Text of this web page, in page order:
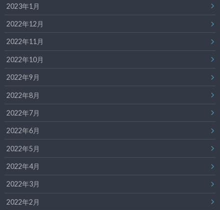
2023年1月
2022年12月
2022年11月
2022年10月
2022年9月
2022年8月
2022年7月
2022年6月
2022年5月
2022年4月
2022年3月
2022年2月